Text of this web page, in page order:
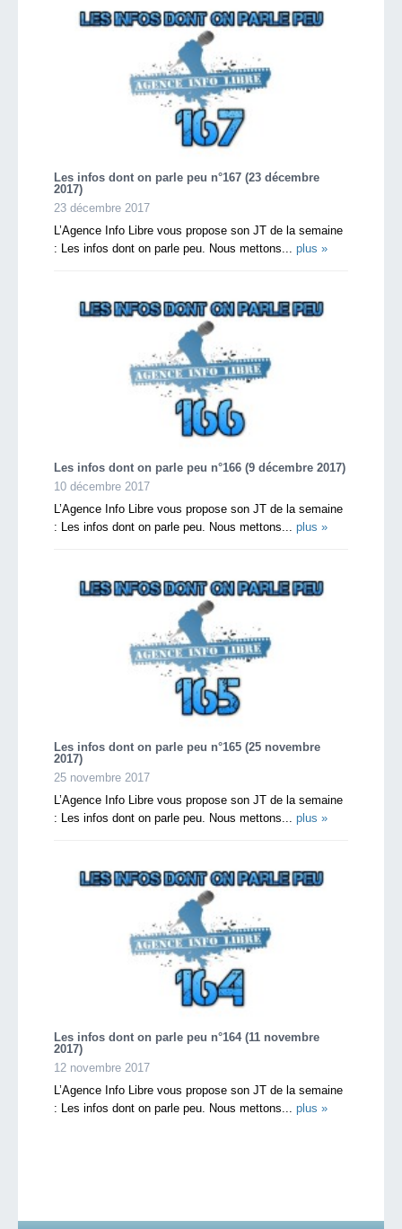
Les infos dont on parle peu n°167 (23 décembre
2017)
23 décembre 2017
L’Agence Info Libre vous propose son JT de la semaine
: Les infos dont on parle peu. Nous mettons... plus »
Les infos dont on parle peu n°166 (9 décembre 2017)
10 décembre 2017
L’Agence Info Libre vous propose son JT de la semaine
: Les infos dont on parle peu. Nous mettons... plus »
Les infos dont on parle peu n°165 (25 novembre
2017)
25 novembre 2017
L’Agence Info Libre vous propose son JT de la semaine
: Les infos dont on parle peu. Nous mettons... plus »
Les infos dont on parle peu n°164 (11 novembre
2017)
12 novembre 2017
L’Agence Info Libre vous propose son JT de la semaine
: Les infos dont on parle peu. Nous mettons... plus »